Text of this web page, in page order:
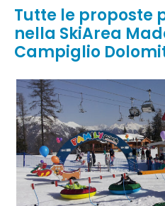
Tutte le proposte
nella SkiArea
Campiglio